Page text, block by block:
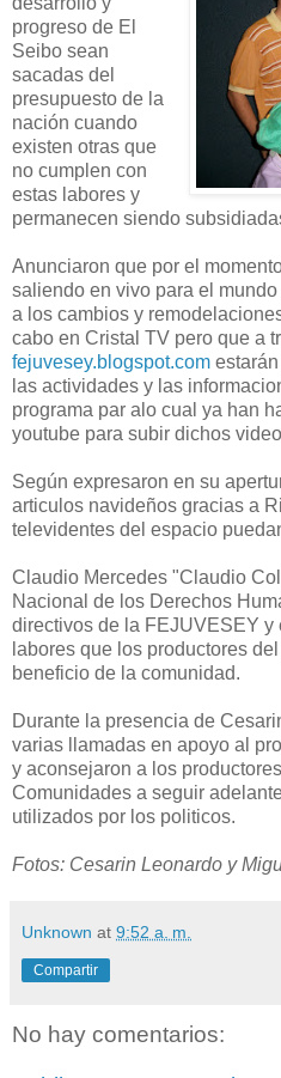
progreso de El
Seibo sean
sacadas del
presupuesto de la
nación cuando
existen otras que
no cumplen con
estas labores y
permanecen siendo
Anunciaron que por el
saliendo en vivo para el
a los cambios y
cabo en Cristal TV pero que a
fejuvesey.blogspot.com
las actividades y las
programa par alo cual ya han
youtube para subir dichos
Según expresaron en su
articulos navideños gracias a
televidentes del espacio
Claudio Mercedes "Claudio
Nacional de los Derechos
directivos de la FEJUVESEY y
labores que los productores
beneficio de la comunidad.
Durante la presencia de
varias llamadas en apoyo al
y aconsejaron a los
Comunidades a seguir
utilizados por los politicos.
Fotos: Cesarin Leonardo y
Unknown at 9:52 a. m.
Compartir
No hay comentarios: